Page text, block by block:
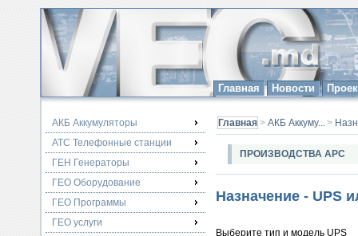
Главная Новости
АКБ Аккумуляторы
АТС Телефонные станции
ГЕН Генераторы
ГЕО Оборудование
ГЕО Программы
ГЕО услуги
Главная >АКБ Аккуму...>
ПРОИЗВОДСТВА APC
Назначение - UPS
Выберите тип и модель UPS